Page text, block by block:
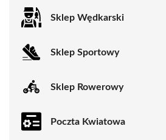
Sklep Wędkarski
Sklep Sportowy
Sklep Rowerowy
Poczta Kwiatowa